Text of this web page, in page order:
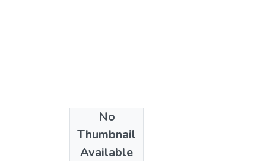
No
Thumbnail
Available
1993